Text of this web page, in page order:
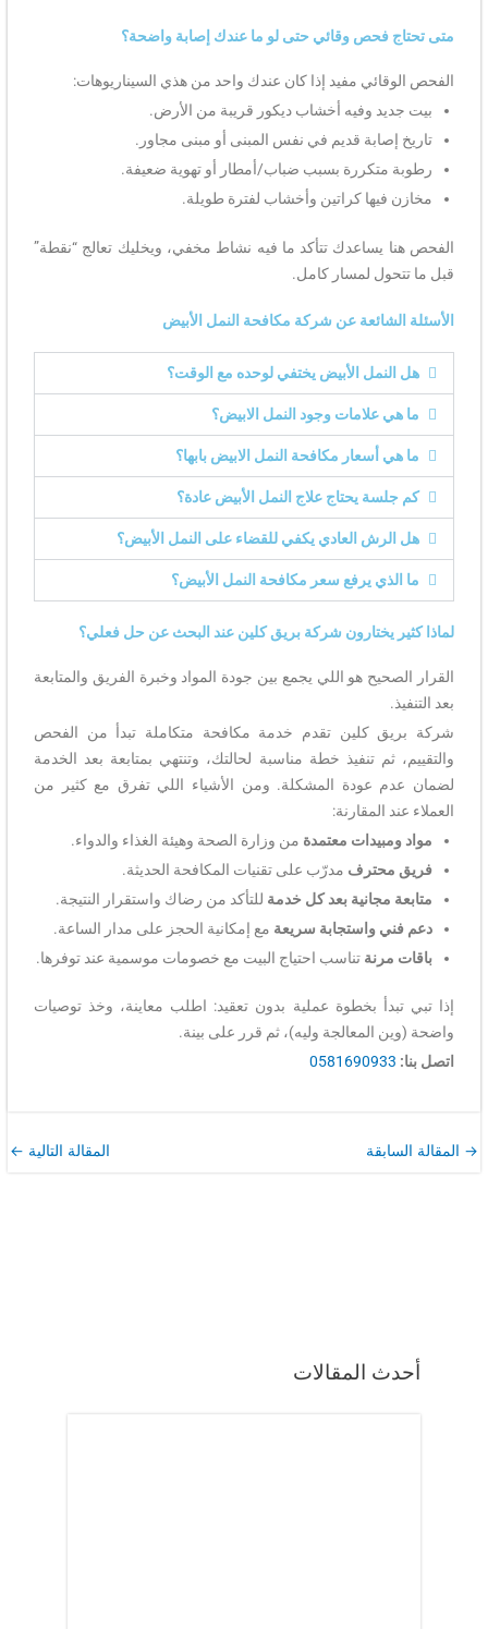
أحدث المقالات
متى تحتاج فحص وقائي حتى لو ما عندك إصابة واضحة؟
الفحص الوقائي مفيد إذا كان عندك واحد من هذي السيناريوهات:
بيت جديد وفيه أخشاب ديكور قريبة من الأرض.
تاريخ إصابة قديم في نفس المبنى أو مبنى مجاور.
رطوبة متكررة بسبب ضباب/أمطار أو تهوية ضعيفة.
مخازن فيها كراتين وأخشاب لفترة طويلة.
الفحص هنا يساعدك تتأكد ما فيه نشاط مخفي، ويخليك تعالج “نقطة”
قبل ما تتحول لمسار كامل.
الأسئلة الشائعة عن شركة مكافحة النمل الأبيض
هل النمل الأبيض يختفي لوحده مع الوقت؟
ما هي علامات وجود النمل الابيض؟
ما هي أسعار مكافحة النمل الابيض بابها؟
كم جلسة يحتاج علاج النمل الأبيض عادة؟
هل الرش العادي يكفي للقضاء على النمل الأبيض؟
ما الذي يرفع سعر مكافحة النمل الأبيض؟
لماذا كثير يختارون شركة بريق كلين عند البحث عن حل فعلي؟
القرار الصحيح هو اللي يجمع بين جودة المواد وخبرة الفريق والمتابعة
بعد التنفيذ.
شركة بريق كلين تقدم خدمة مكافحة متكاملة تبدأ من الفحص
والتقييم، ثم تنفيذ خطة مناسبة لحالتك، وتنتهي بمتابعة بعد الخدمة
لضمان عدم عودة المشكلة. ومن الأشياء اللي تفرق مع كثير من
العملاء عند المقارنة:
مواد ومبيدات معتمدة من وزارة الصحة وهيئة الغذاء والدواء.
فريق محترف مدرّب على تقنيات المكافحة الحديثة.
متابعة مجانية بعد كل خدمة للتأكد من رضاك واستقرار النتيجة.
دعم فني واستجابة سريعة مع إمكانية الحجز على مدار الساعة.
باقات مرنة تناسب احتياج البيت مع خصومات موسمية عند توفرها.
إذا تبي تبدأ بخطوة عملية بدون تعقيد: اطلب معاينة، وخذ توصيات
واضحة (وين المعالجة وليه)، ثم قرر على بينة.
اتصل بنا: 0581690933
→ المقالة السابقة المقالة التالية ←